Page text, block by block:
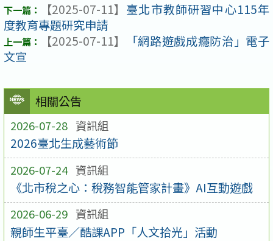
相關公告
2026-07-28 資訊組
2026臺北生成藝術節
2026-07-24 資訊組
《北市稅之心：稅務智能管家計畫》AI互動遊戲
2026-06-29 資訊組
親師生平臺／酷課APP「人文拾光」活動
【2025-07-11】 臺北市教師研習中心115年
度教育專題研究申請
【2025-07-11】
「網路遊戲成癮防治」電子
文宣